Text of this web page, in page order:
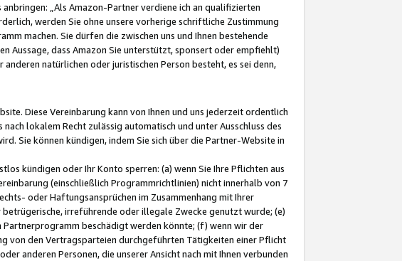
„Als Amazon-Partner verdiene ich an qualifizierten
werden Sie ohne unsere vorherige schriftliche Zustimmung
machen. Sie dürfen die zwischen uns und Ihnen bestehende
Aussage, dass Amazon Sie unterstützt, sponsert oder empfiehlt)
natürlichen oder juristischen Person besteht, es sei denn,
Diese Vereinbarung kann von Ihnen und uns jederzeit ordentlich
lokalem Recht zulässig automatisch und unter Ausschluss des
Sie können kündigen, indem Sie sich über die Partner-Website in
kündigen oder Ihr Konto sperren: (a) wenn Sie Ihre Pflichten aus
(einschließlich Programmrichtlinien) nicht innerhalb von 7
oder Haftungsansprüchen im Zusammenhang mit Ihrer
irreführende oder illegale Zwecke genutzt wurde; (e)
Partnerprogramm beschädigt werden könnte; (f) wenn wir der
von den Vertragsparteien durchgeführten Tätigkeiten einer Pflicht
anderen Personen, die unserer Ansicht nach mit Ihnen verbunden